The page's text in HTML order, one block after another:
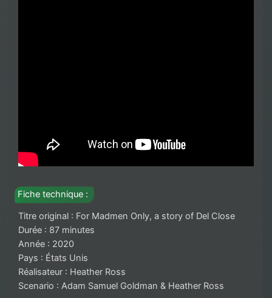
Fiche technique :
Titre original : For Madmen Only, a story of Del Close
Durée : 87 minutes
Année : 2020
Pays : États Unis
Réalisateur : Heather Ross
Scenario : Adam Samuel Goldman & Heather Ross